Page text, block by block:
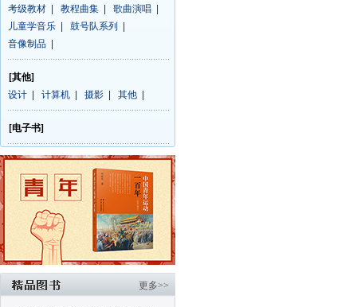
考级教材
教程曲集 歌曲演唱
儿童学音乐
鼓号队系列
音像制品
[其他]
设计
计算机 摄影 其他
[电子书]
更多>>